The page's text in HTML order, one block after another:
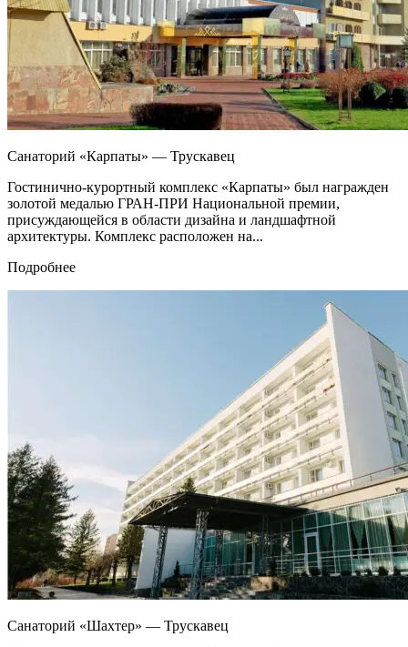
Санаторий «Карпаты» — Трускавец
Гостинично-курортный комплекс «Карпаты» был награжден
золотой медалью ГРАН-ПРИ Национальной премии,
присуждающейся в области дизайна и ландшафтной
архитектуры. Комплекс расположен на...
Подробнее
Санаторий «Шахтер» — Трускавец